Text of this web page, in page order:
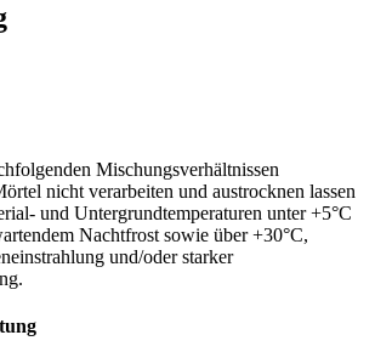
Mischungsverhältnissen
nicht verarbeiten und austrocknen lassen
und Untergrundtemperaturen unter +5°C
Nachtfrost sowie über +30°C,
und/oder starker